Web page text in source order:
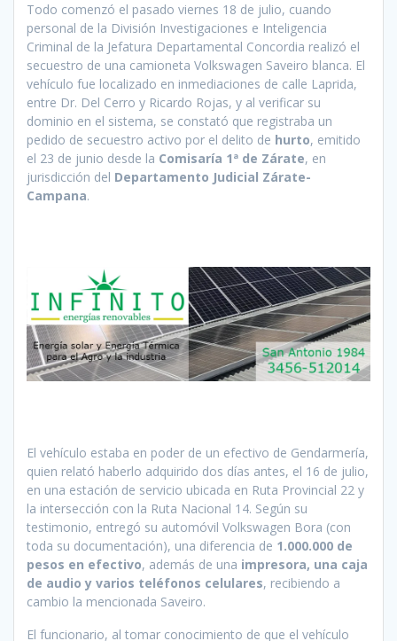
Todo comenzó el pasado viernes 18 de julio, cuando
personal de la División Investigaciones e Inteligencia
Criminal de la Jefatura Departamental Concordia realizó el
secuestro de una camioneta Volkswagen Saveiro blanca. El
vehículo fue localizado en inmediaciones de calle Laprida,
entre Dr. Del Cerro y Ricardo Rojas, y al verificar su
dominio en el sistema, se constató que registraba un
pedido de secuestro activo por el delito de hurto, emitido
el 23 de junio desde la Comisaría 1ª de Zárate, en
jurisdicción del Departamento Judicial Zárate-
Campana.
El vehículo estaba en poder de un efectivo de Gendarmería,
quien relató haberlo adquirido dos días antes, el 16 de julio,
en una estación de servicio ubicada en Ruta Provincial 22 y
la intersección con la Ruta Nacional 14. Según su
testimonio, entregó su automóvil Volkswagen Bora (con
toda su documentación), una diferencia de 1.000.000 de
pesos en efectivo, además de una impresora, una caja
de audio y varios teléfonos celulares, recibiendo a
cambio la mencionada Saveiro.
El funcionario, al tomar conocimiento de que el vehículo